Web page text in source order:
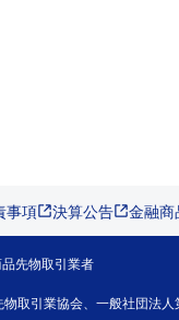
事項 決算公告 金融
先物取引業者
取引業協会、一般社団法